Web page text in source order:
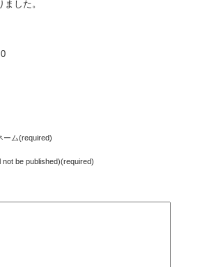
した。
ーム(required)
not be published)(required)